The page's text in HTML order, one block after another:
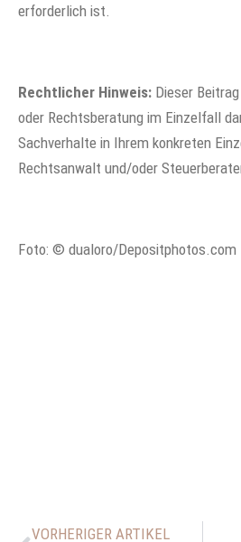
erforderlich ist.
Rechtlicher Hinweis: Dieser
oder Rechtsberatung im Einzelfall
Sachverhalte in Ihrem konkreten
Rechtsanwalt und/oder
Foto: © dualoro/Depositphotos.com
VORHERIGER ARTIKEL